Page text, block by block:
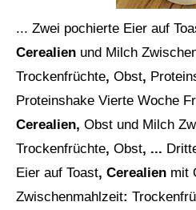
... Zwei pochierte Eier auf
Cerealien und Milch
Trockenfrüchte, Obst,
Proteinshake Vierte Woche
Cerealien, Obst und Milch
Trockenfrüchte, Obst, ...
Eier auf Toast, Cerealien mit
Zwischenmahlzeit: